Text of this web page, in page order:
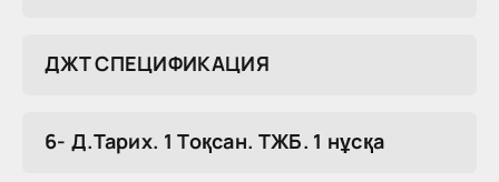
ДЖТ СПЕЦИФИКАЦИЯ
6- Д.Тарих. 1 Тоқсан. ТЖБ. 1 нұсқа